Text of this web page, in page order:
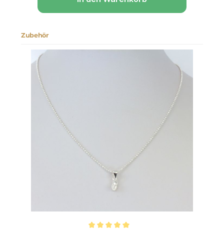
Zubehör
Produktgalerie überspringen